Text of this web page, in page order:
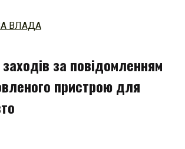
ВЛАДА
за повідомленням
пристрою для